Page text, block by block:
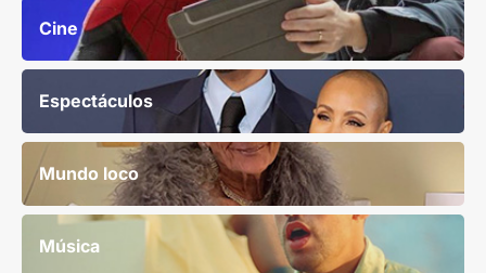
Cine
Espectáculos
Mundo loco
Música